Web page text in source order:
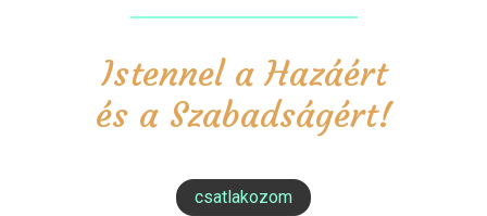
Istennel a Hazáért
és a Szabadságért!
csatlakozom